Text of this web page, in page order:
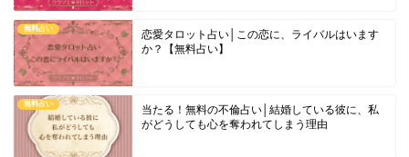
無料占い
恋愛タロット占い│この恋に、ライバルはいます
か？【無料占い】
無料占い
当たる！無料の不倫占い│結婚している彼に、私
がどうしても心を奪われてしまう理由